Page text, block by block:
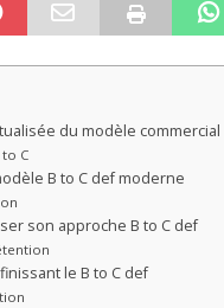
du modèle commercial
C
B to C def moderne
son approche B to C def
le B to C def